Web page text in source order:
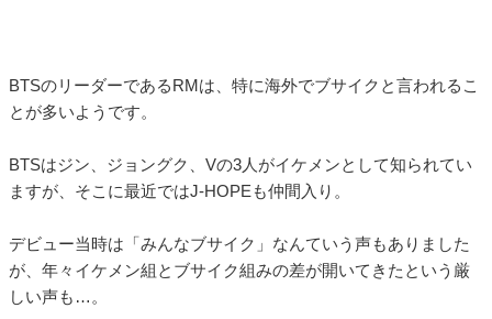
BTSのリーダーであるRMは、特に海外でブサイクと言われるこ
とが多いようです。
BTSはジン、ジョングク、Vの3人がイケメンとして知られてい
ますが、そこに最近ではJ-HOPEも仲間入り。
デビュー当時は「みんなブサイク」なんていう声もありました
が、年々イケメン組とブサイク組みの差が開いてきたという厳
しい声も…。